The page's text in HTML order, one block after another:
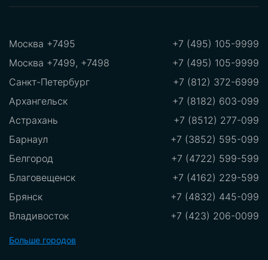
Москва +7495
+7 (495) 105-9999
Москва +7499, +7498
+7 (495) 105-9999
Санкт-Петербург
+7 (812) 372-6999
Архангельск
+7 (8182) 603-099
Астрахань
+7 (8512) 277-099
Барнаул
+7 (3852) 595-099
Белгород
+7 (4722) 599-599
Благовещенск
+7 (4162) 229-599
Брянск
+7 (4832) 445-099
Владивосток
+7 (423) 206-0099
Владикавказ
Больше городов